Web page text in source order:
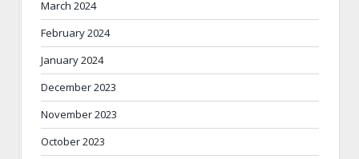
March 2024
February 2024
January 2024
December 2023
November 2023
October 2023